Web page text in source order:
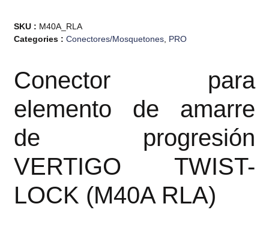
SKU : M40A_RLA
Categories :Conectores/Mosquetones PRO
Conector para
elemento de amarre
de progresión
VERTIGO TWIST-
LOCK (M40A RLA)